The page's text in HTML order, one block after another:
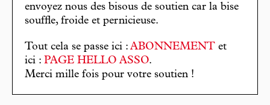
envoyez nous des bisous de soutien car la bise
souffle, froide et pernicieuse.
Tout cela se passe ici : ABONNEMENT et
ici : PAGE HELLO ASSO.
Merci mille fois pour votre soutien !